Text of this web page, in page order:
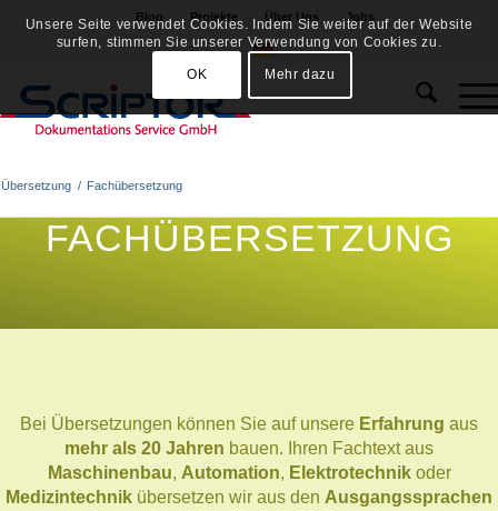
Blog Projekte Über Uns Jobs
Übersetzung / Fachübersetzung
FACHÜBERSETZUNG
Bei Übersetzungen können Sie auf unsere Erfahrung aus
mehr als 20 Jahren bauen. Ihren Fachtext aus
Maschinenbau, Automation, Elektrotechnikoder
Medizintechnik übersetzen wir aus den Ausgangssprachen
Unsere Seite verwendet Cookies. Indem Sie weiter auf der Website
surfen, stimmen Sie unserer Verwendung von Cookies zu.
OK Mehr dazu